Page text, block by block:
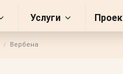
Услуги
Вербена